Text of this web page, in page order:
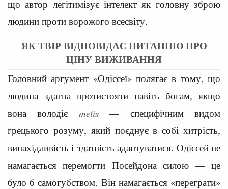
що автор легітимізує інтелект як головну зброю
людини проти ворожого всесвіту.
ЯК ТВІР ВІДПОВІДАЄ ПИТАННЮ ПРО
ЦІНУ ВИЖИВАННЯ
Головний аргумент «Одіссеї» полягає в тому, що
людина здатна протистояти навіть богам, якщо
вона володіє metis— специфічним видом
грецького розуму, який поєднує в собі хитрість,
винахідливість і здатність адаптуватися. Одіссей не
намагається перемогти Посейдона силою — це
було б самогубством. Він намагається «переграти»